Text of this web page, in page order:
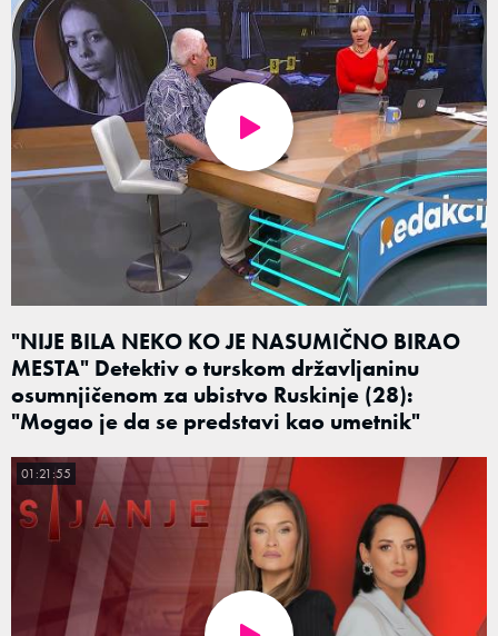
"NIJE BILA NEKO KO JE NASUMIČNO BIRAO
MESTA" Detektiv o turskom državljaninu
osumnjičenom za ubistvo Ruskinje (28):
"Mogao je da se predstavi kao umetnik"
01:21:55